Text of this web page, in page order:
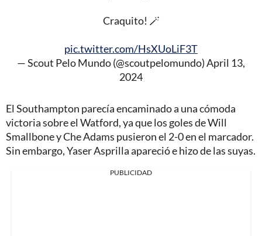
Craquito! 🪄
pic.twitter.com/HsXUoLiF3T
— Scout Pelo Mundo (@scoutpelomundo)April 13,
2024
El Southampton parecía encaminado a una cómoda
victoria sobre el Watford, ya que los goles de Will
Smallbone y Che Adams pusieron el 2-0 en el marcador.
Sin embargo, Yaser Asprilla apareció e hizo de las suyas.
PUBLICIDAD